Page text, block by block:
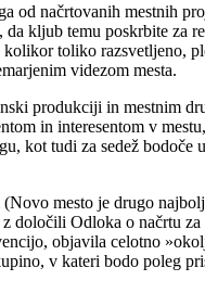
od načrtovanih mestnih
kljub temu poskrbite za
kolikor toliko razsvetljeno,
videzom mesta.
produkciji in mestnim
in interesentom v
kot tudi za sedež bodoče
mesto je drugo
določili Odloka o načrtu
objavila celotno
v kateri bodo poleg